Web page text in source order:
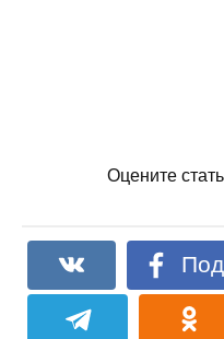
Оцените